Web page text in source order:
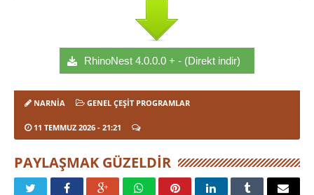
RhinoNest 4.0.0.0 + - (Direkt indir)
NARNIA GENEL ÇEŞIT PROGRAMLAR
11 TEMMUZ 2026 - 21:21
PAYLAŞMAK GÜZELDIR